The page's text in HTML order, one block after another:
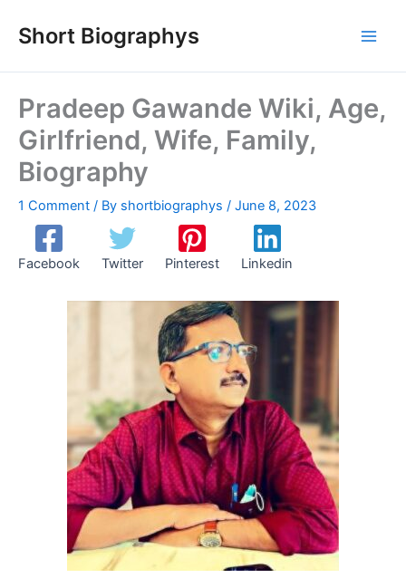
Short Biographys
Pradeep Gawande Wiki, Age,
Girlfriend, Wife, Family,
Biography
1 Comment / By shortbiographys / June 8, 2023
Facebook Twitter Pinterest Linkedin